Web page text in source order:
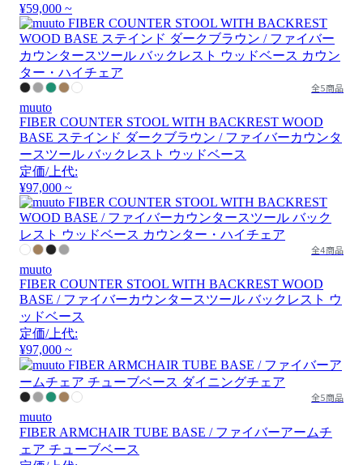
¥59,000 ~
全5商品
muuto
FIBER COUNTER STOOL WITH BACKREST WOOD
BASE ステインド ダークブラウン / ファイバーカウンタ
ースツール バックレスト ウッドベース
定価/上代:
¥97,000 ~
全4商品
muuto
FIBER COUNTER STOOL WITH BACKREST WOOD
BASE / ファイバーカウンタースツール バックレスト ウ
ッドベース
定価/上代:
¥97,000 ~
全5商品
muuto
FIBER ARMCHAIR TUBE BASE / ファイバーアームチ
ェア チューブベース